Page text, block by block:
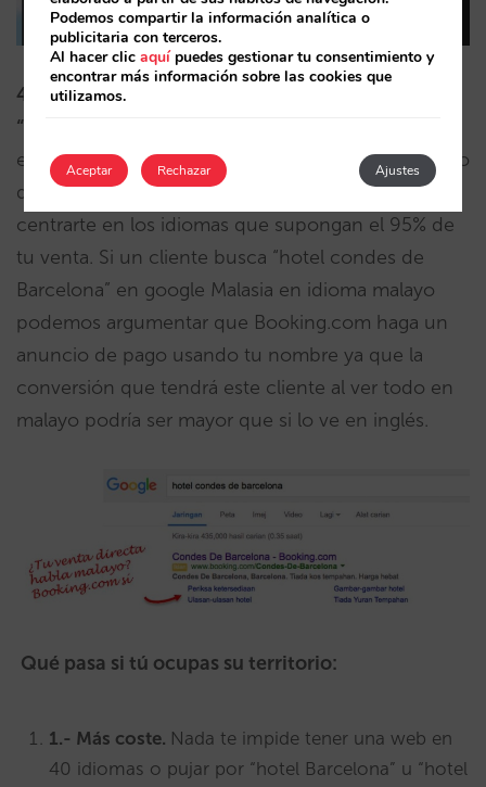
4.- Búsqueda por tu nombre de hotel en idiomas
“raros”
en tu web y motor. Es un coste demasiado elevado
que probablemente no te compensa. Debes
centrarte en los idiomas que supongan el 95% de
tu venta. Si un cliente busca “hotel condes de
Barcelona” en google Malasia en idioma malayo
podemos argumentar que Booking.com haga un
anuncio de pago usando tu nombre ya que la
conversión que tendrá este cliente al ver todo en
malayo podría ser mayor que si lo ve en inglés.
Qué pasa si tú ocupas su territorio:
1.- Más coste. Nada te impide tener una web en
40 idiomas o pujar por “hotel Barcelona” u “hotel
Podemos compartir la información analítica o
publicitaria con terceros.
Al hacer clicaquípuedes gestionar tu consentimiento y
encontrar más información sobre las cookies que
utilizamos.
Aceptar Ajustes
Rechazar